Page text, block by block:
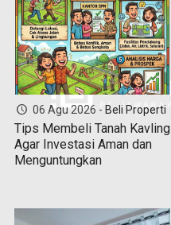
06 Agu 2026 - Beli Properti
Tips Membeli Tanah Kavling
Agar Investasi Aman dan
Menguntungkan